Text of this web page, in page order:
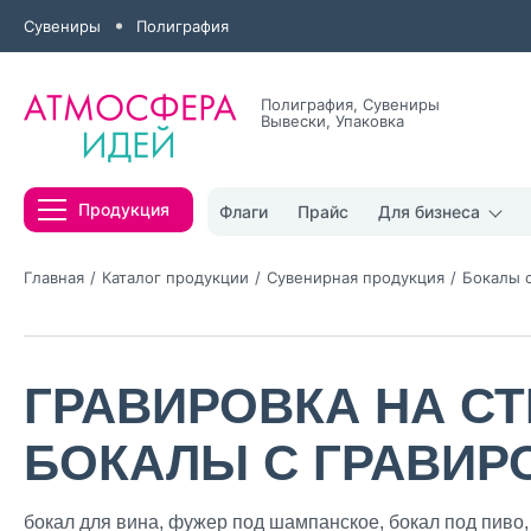
Сувениры Полиграфия
Полиграфия, Сувениры
Вывески, Упаковка
Продукция Флаги Прайс Для бизнеса
Главная Каталог продукции Сувенирная продукция Бокалы
ГРАВИРОВКА НА
БОКАЛЫ С
бокал для вина, фужер под шампанское, бокал под пиво,
Нажимая
политикой
Нажимая на
заявку